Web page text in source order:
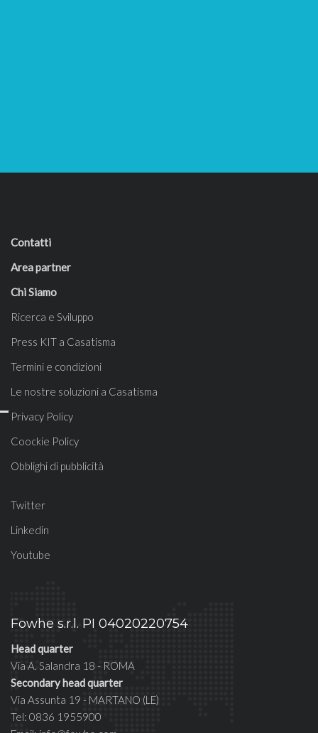
Contatti
Area partner
Chi Siamo
Ricerca e Sviluppo
Press KIT a Casatisma
Termini e condizioni
Le nostre soluzioni a Casatisma
Privacy Policy
Coockie Policy
Obblighi di pubblicità
Twitter
Linkedin
Youtube
Fowhe s.r.l. PI 04020220754
Head quarter
Via A. Salandra 18 - ROMA
Secondary head quarter
Via Assunta 19 - MARTANO (LE)
Tel: 0836 1955900